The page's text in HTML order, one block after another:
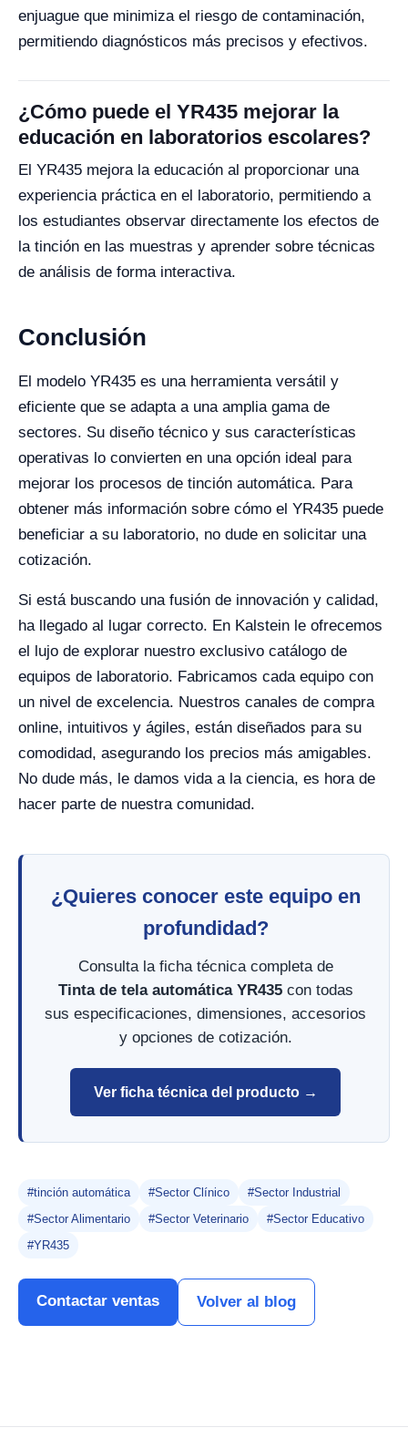
enjuague que minimiza el riesgo de contaminación,
permitiendo diagnósticos más precisos y efectivos.
¿Cómo puede el YR435 mejorar la
educación en laboratorios escolares?
El YR435 mejora la educación al proporcionar una
experiencia práctica en el laboratorio, permitiendo a
los estudiantes observar directamente los efectos de
la tinción en las muestras y aprender sobre técnicas
de análisis de forma interactiva.
Conclusión
El modelo YR435 es una herramienta versátil y
eficiente que se adapta a una amplia gama de
sectores. Su diseño técnico y sus características
operativas lo convierten en una opción ideal para
mejorar los procesos de tinción automática. Para
obtener más información sobre cómo el YR435 puede
beneficiar a su laboratorio, no dude en solicitar una
cotización.
Si está buscando una fusión de innovación y calidad,
ha llegado al lugar correcto. En Kalstein le ofrecemos
el lujo de explorar nuestro exclusivo catálogo de
equipos de laboratorio. Fabricamos cada equipo con
un nivel de excelencia. Nuestros canales de compra
online, intuitivos y ágiles, están diseñados para su
comodidad, asegurando los precios más amigables.
No dude más, le damos vida a la ciencia, es hora de
hacer parte de nuestra comunidad.
¿Quieres conocer este equipo en
profundidad?
Consulta la ficha técnica completa de
Tinta de tela automática YR435con todas
sus especificaciones, dimensiones, accesorios
y opciones de cotización.
Ver ficha técnica del producto →
#tinción automática #Sector Clínico
#Sector Industrial
#Sector Alimentario
#Sector Veterinario
#Sector Educativo
#YR435
Contactar ventas Volver al blog